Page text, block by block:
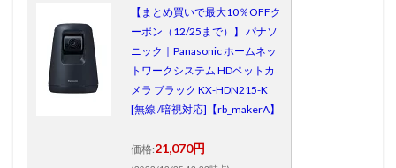
【まとめ買いで最大10％OFFク
ーポン（12/25まで）】 パナソ
ニック｜Panasonic ホームネッ
トワークシステム HDペットカ
メラ ブラック KX-HDN215-K
[無線 /暗視対応]【rb_makerA】
価格:21,070円